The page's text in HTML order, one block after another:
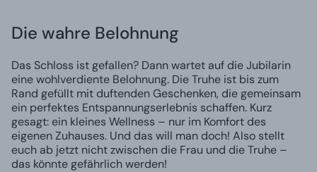
Die wahre Belohnung
Das Schloss ist gefallen? Dann wartet auf die Jubilarin
eine wohlverdiente Belohnung. Die Truhe ist bis zum
Rand gefüllt mit duftenden Geschenken, die gemeinsam
ein perfektes Entspannungserlebnis schaffen. Kurz
gesagt: ein kleines Wellness – nur im Komfort des
eigenen Zuhauses. Und das will man doch! Also stellt
euch ab jetzt nicht zwischen die Frau und die Truhe –
das könnte gefährlich werden!